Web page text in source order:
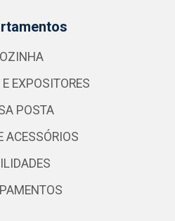
E EXPOSITORES
POSTA
ACESSÓRIOS